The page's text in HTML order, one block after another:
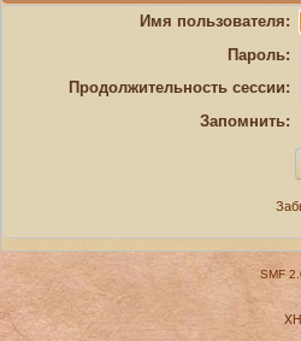
Имя пользователя:
Пароль:
Продолжительность сессии:
Запомнить:
SMF